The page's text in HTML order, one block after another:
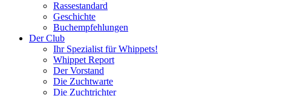
Rassestandard
Geschichte
Buchempfehlungen
Der Club
Ihr Spezialist für Whippets!
Whippet Report
Der Vorstand
Die Zuchtwarte
Die Zuchtrichter